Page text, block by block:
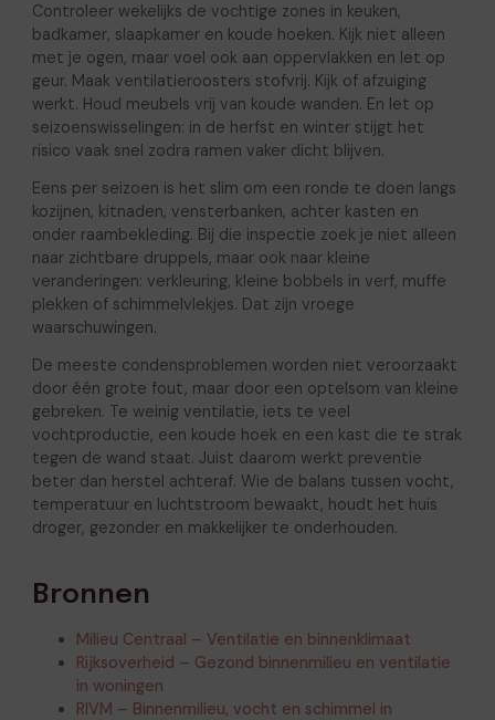
Controleer wekelijks de vochtige zones in keuken,
badkamer, slaapkamer en koude hoeken. Kijk niet alleen
met je ogen, maar voel ook aan oppervlakken en let op
geur. Maak ventilatieroosters stofvrij. Kijk of afzuiging
werkt. Houd meubels vrij van koude wanden. En let op
seizoenswisselingen: in de herfst en winter stijgt het
risico vaak snel zodra ramen vaker dicht blijven.
Eens per seizoen is het slim om een ronde te doen langs
kozijnen, kitnaden, vensterbanken, achter kasten en
onder raambekleding. Bij die inspectie zoek je niet alleen
naar zichtbare druppels, maar ook naar kleine
veranderingen: verkleuring, kleine bobbels in verf, muffe
plekken of schimmelvlekjes. Dat zijn vroege
waarschuwingen.
De meeste condensproblemen worden niet veroorzaakt
door één grote fout, maar door een optelsom van kleine
gebreken. Te weinig ventilatie, iets te veel
vochtproductie, een koude hoek en een kast die te strak
tegen de wand staat. Juist daarom werkt preventie
beter dan herstel achteraf. Wie de balans tussen vocht,
temperatuur en luchtstroom bewaakt, houdt het huis
droger, gezonder en makkelijker te onderhouden.
Bronnen
Milieu Centraal – Ventilatie en binnenklimaat
Rijksoverheid – Gezond binnenmilieu en ventilatie
in woningen
RIVM – Binnenmilieu, vocht en schimmel in